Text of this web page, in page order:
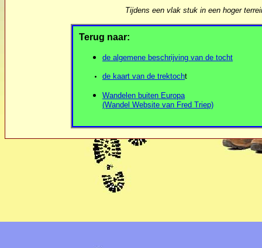
Tijdens een vlak stuk in een hoger
Terug naar:
de algemene beschrijving van de tocht
de kaart van de trektocht
Wandelen buiten Europa
(Wandel Website van Fred Triep)